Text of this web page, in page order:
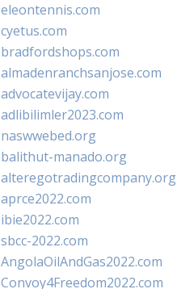
eleontennis.com
cyetus.com
bradfordshops.com
almadenranchsanjose.com
advocatevijay.com
adlibilimler2023.com
naswwebed.org
balithut-manado.org
alteregotradingcompany.org
aprce2022.com
ibie2022.com
sbcc-2022.com
AngolaOilAndGas2022.com
Convoy4Freedom2022.com